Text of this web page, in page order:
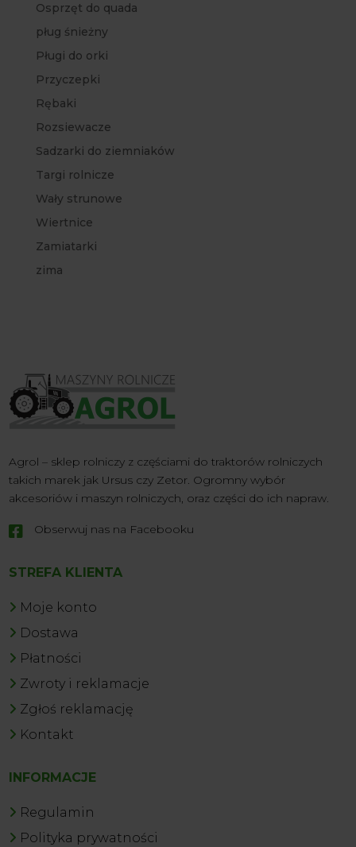
Osprzęt do quada
pług śnieżny
Pługi do orki
Przyczepki
Rębaki
Rozsiewacze
Sadzarki do ziemniaków
Targi rolnicze
Wały strunowe
Wiertnice
Zamiatarki
zima
Agrol – sklep rolniczy z częściami do traktorów rolniczych
takich marek jak Ursus czy Zetor. Ogromny wybór
akcesoriów i maszyn rolniczych, oraz części do ich napraw.
 Obserwuj nas na Facebooku
STREFA KLIENTA
Moje konto
Dostawa
Płatności
Zwroty i reklamacje
Zgłoś reklamację
Kontakt
INFORMACJE
Regulamin
Polityka prywatności